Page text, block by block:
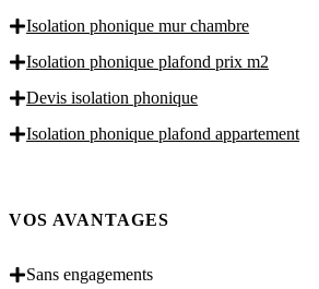
Isolation phonique mur chambre
Isolation phonique plafond prix m2
Devis isolation phonique
Isolation phonique plafond appartement
VOS AVANTAGES
Sans engagements